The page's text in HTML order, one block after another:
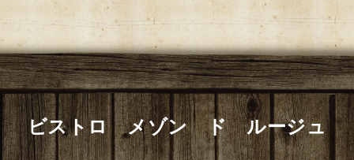
ビストロ メゾン ド ルージュ